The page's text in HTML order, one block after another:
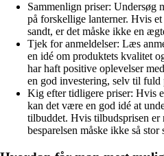
Sammenlign priser: Undersøg
på forskellige lanterner. Hvis
sandt, er det måske ikke en
Tjek for anmeldelser: Læs
en idé om produktets kvalitet
har haft positive oplevelser
en god investering, selv til fuld
Kig efter tidligere priser: Hvis
kan det være en god idé at
tilbuddet. Hvis tilbudsprisen er
besparelsen måske ikke så stor